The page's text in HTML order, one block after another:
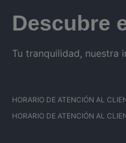
Descubre
Tu tranquilidad, nuestra
HORARIO DE ATENCIÓN AL
HORARIO DE ATENCIÓN AL